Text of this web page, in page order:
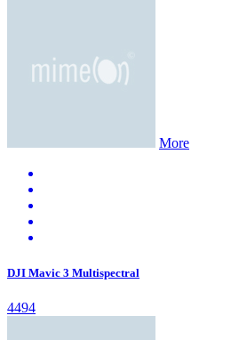
More
DJI Mavic 3 Multispectral
4494